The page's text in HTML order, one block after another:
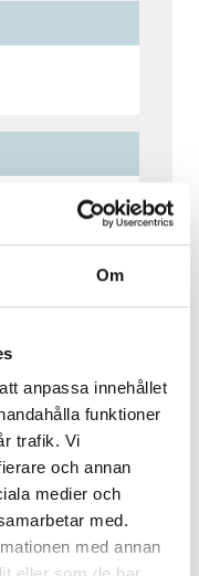
Om
anpassa innehållet
funktioner
trafik. Vi
och annan
medier och
med.
med annan